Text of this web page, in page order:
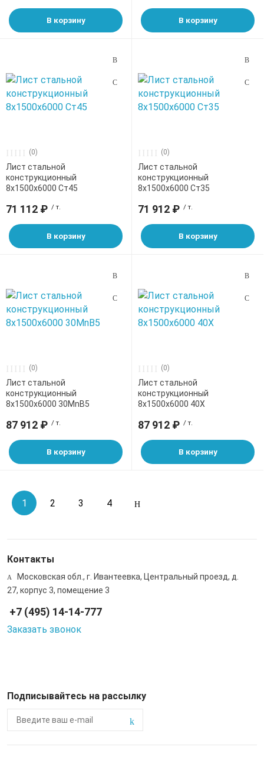
В корзину В корзину
(0)
Лист стальной
конструкционный
8х1500х6000 Ст45
71 112 ₽ / т.
В корзину
(0)
Лист стальной
конструкционный
8х1500х6000 Ст35
71 912 ₽ / т.
В корзину
(0)
Лист стальной
конструкционный
8х1500х6000 30MnB5
87 912 ₽ / т.
В корзину
(0)
Лист стальной
конструкционный
8х1500х6000 40Х
87 912 ₽ / т.
В корзину
1 2 3 4
Контакты
Московская обл., г. Ивантеевка, Центральный проезд, д.
27, корпус 3, помещение 3
+7 (495) 14-14-777
Заказать звонок
Подписывайтесь на рассылку